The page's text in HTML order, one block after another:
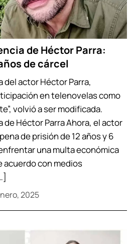
de Héctor Parra:
de cárcel
2025
actor Héctor Parra,
en telenovelas como
volvió a ser modificada.
Héctor Parra Ahora, el actor
de prisión de 12 años y 6
una multa económica
acuerdo con medios